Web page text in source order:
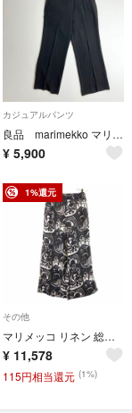
カジュアルパンツ
良品 marimekko マリメッコ スラックス ワイドパンツ ブラック 38
¥ 5,900
1%還元
その他
マリメッコ リネン 総柄 パンツ 34 ブラック marimekko ウエストゴム レディース
¥ 11,578
115円相当還元 (1%)